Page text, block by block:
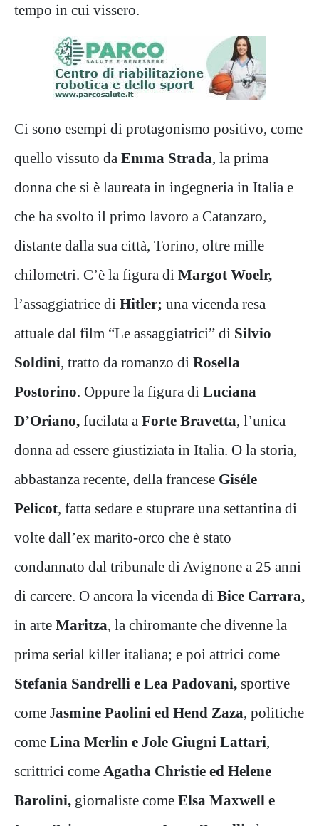
tempo in cui vissero.
Ci sono esempi di protagonismo positivo, come
quello vissuto da Emma Strada, la prima
donna che si è laureata in ingegneria in Italia e
che ha svolto il primo lavoro a Catanzaro,
distante dalla sua città, Torino, oltre mille
chilometri. C’è la figura di Margot Woelr,
l’assaggiatrice di Hitler; una vicenda resa
attuale dal film “Le assaggiatrici” di Silvio
Soldini, tratto da romanzo di Rosella
Postorino. Oppure la figura di Luciana
D’Oriano, fucilata a Forte Bravetta, l’unica
donna ad essere giustiziata in Italia. O la storia,
abbastanza recente, della francese Giséle
Pelicot, fatta sedare e stuprare una settantina di
volte dall’ex marito-orco che è stato
condannato dal tribunale di Avignone a 25 anni
di carcere. O ancora la vicenda di Bice Carrara,
in arte Maritza, la chiromante che divenne la
prima serial killer italiana; e poi attrici come
Stefania Sandrelli e Lea Padovani, sportive
come Jasmine Paolini ed Hend Zaza, politiche
come Lina Merlin e Jole Giugni Lattari,
scrittrici come Agatha Christie ed Helene
Barolini, giornaliste come Elsa Maxwell e